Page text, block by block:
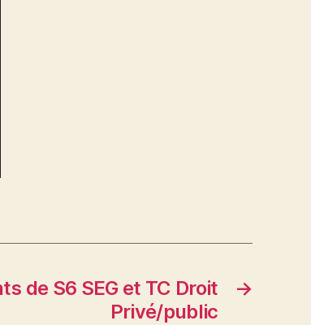
→
de S6 SEG et TC Droit
Privé/public